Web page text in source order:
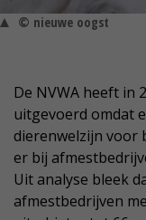
© nieuwe oogst
De NVWA heeft in
uitgevoerd omdat
dierenwelzijn voor
er bij
Uit analyse bleek
afmestbedrijven